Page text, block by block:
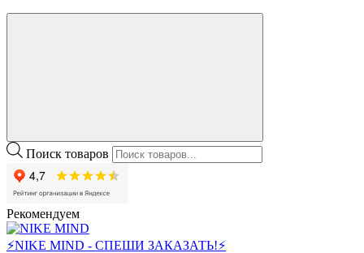
Поиск товаров
Рекомендуем
⚡NIKE MIND - СПЕШИ ЗАКАЗАТЬ!⚡